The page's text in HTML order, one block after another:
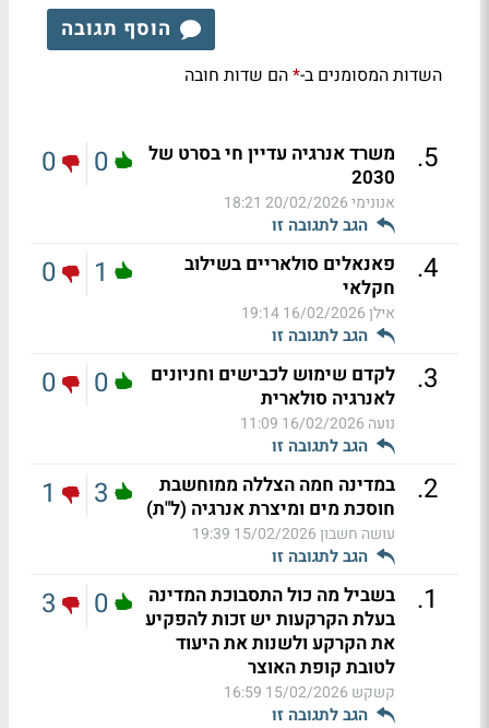
הוסף תגובה
השדות המסומנים ב-*הם שדות חובה
5
.
משרד אנרגיה עדיין חי בסרט של
2030
אנונימי20/02/2026 18:21
הגב לתגובה זו
0
0
4
.
פאנאלים סולאריים בשילוב
חקלאי
אילן16/02/2026 19:14
הגב לתגובה זו
1
0
3
.
לקדם שימוש לכבישים וחניונים
לאנרגיה סולארית
נועה 16/02/2026 11:09
הגב לתגובה זו
0
0
2
.
במדינה חמה הצללה ממוחשבת
חוסכת מים ומיצרת אנרגיה (ל"ת)
עושה חשבון15/02/2026 19:39
הגב לתגובה זו
3
1
1
.
בשביל מה כול התסבוכת המדינה
בעלת הקרקעות יש זכות להפקיע
את הקרקע ולשנות את היעוד
לטובת קופת האוצר
קשקש 15/02/2026 16:59
הגב לתגובה זו
0
3